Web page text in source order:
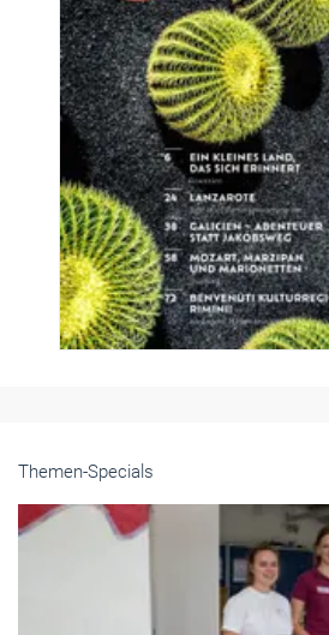
Themen-Specials